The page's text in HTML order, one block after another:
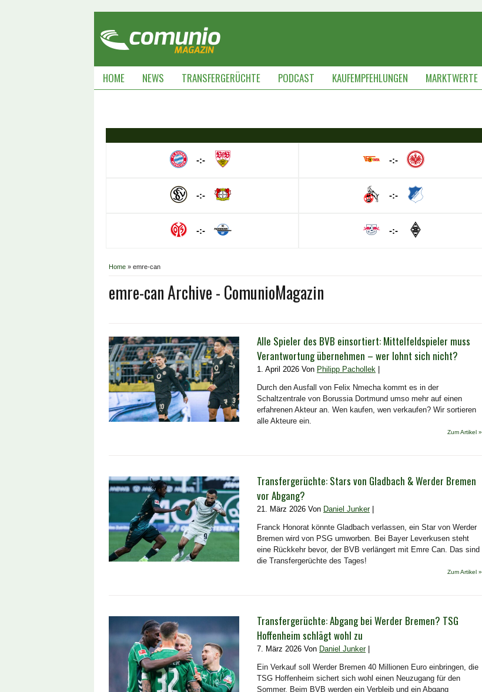
HOME NEWS TRANSFERGERÜCHTE PODCAST KAUFEMPFEHLUNGEN MARKTWERTE
-:-
-:-
-:-
-:-
-:-
-:-
Home » emre-can
emre-can Archive - ComunioMagazin
Alle Spieler des BVB einsortiert: Mittelfeldspieler muss
Verantwortung übernehmen – wer lohnt sich nicht?
1. April 2026 Von Philipp Pachollek
Durch den Ausfall von Felix Nmecha kommt es in der
Schaltzentrale von Borussia Dortmund umso mehr auf einen
erfahrenen Akteur an. Wen kaufen, wen verkaufen? Wir sortieren
alle Akteure ein.
Zum Artikel »
Transfergerüchte: Stars von Gladbach & Werder Bremen
vor Abgang?
21. März 2026 Von Daniel Junker|
Franck Honorat könnte Gladbach verlassen, ein Star von Werder
Bremen wird von PSG umworben. Bei Bayer Leverkusen steht
eine Rückkehr bevor, der BVB verlängert mit Emre Can. Das sind
die Transfergerüchte des Tages!
Zum Artikel »
Transfergerüchte: Abgang bei Werder Bremen? TSG
Hoffenheim schlägt wohl zu
7. März 2026 Von Daniel Junker|
Ein Verkauf soll Werder Bremen 40 Millionen Euro einbringen, die
TSG Hoffenheim sichert sich wohl einen Neuzugang für den
Sommer. Beim BVB werden ein Verbleib und ein Abgang